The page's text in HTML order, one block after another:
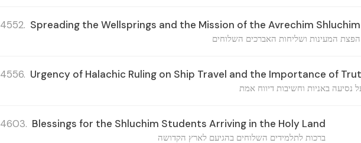
4552. Spreading the Wellsprings and the Mission of the Avrechim Shluchim
הפצת המעינות ושליחות האברכים השלוחים
4556. Urgency of Halachic Ruling on Ship Travel and the Importance of
נסיעה באניות וחשיבות דיווח אמת
4603. Blessings for the Shluchim Students Arriving in the Holy Land
ברכות לתלמידים השלוחים בהגיעם לארץ הקדושה